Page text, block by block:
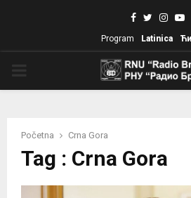
Facebook
Twitter
Program Latinica
Početna Crna Gora
Tag : Crna Gora